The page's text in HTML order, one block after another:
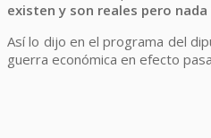
existen y son reales pero
Así lo dijo en el programa del
guerra económica en efecto